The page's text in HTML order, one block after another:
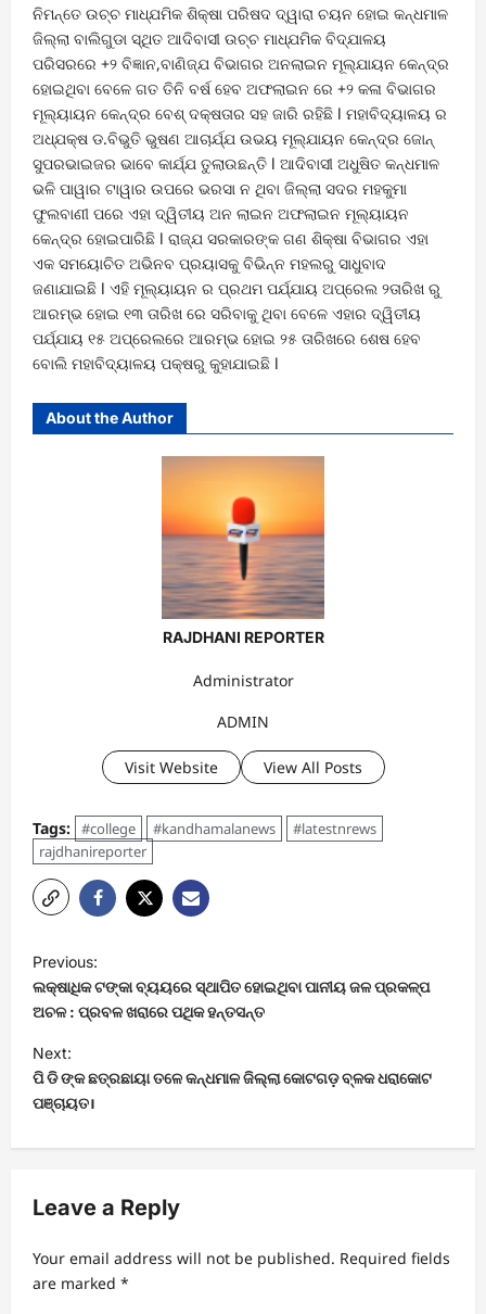
ନିମନ୍ତେ ଉଚ୍ଚ ମାଧ୍ଯମିକ ଶିକ୍ଷା ପରିଷଦ ଦ୍ୱାରା ଚୟନ ହୋଇ କନ୍ଧମାଳ
ଜିଲ୍ଲା ବାଲିଗୁଡା ସ୍ଥିତ ଆଦିବାସୀ ଉଚ୍ଚ ମାଧ୍ଯମିକ ବିଦ୍ଯାଳୟ
ପରିସରରେ +୨ ବିଜ୍ଞାନ,ବାଣିଜ୍ଯ ବିଭାଗର ଅନଲାଇନ ମୂଲ୍ଯାୟନ କେନ୍ଦ୍ର
ହୋଇଥିବା ବେଳେ ଗତ ତିନି ବର୍ଷ ହେବ ଅଫଲାଇନ ରେ +୨ କଳା ବିଭାଗର
ମୂଲ୍ୟାୟନ କେନ୍ଦ୍ର ବେଶ୍ ଦକ୍ଷତାର ସହ ଜାରି ରହିଛି l ମହାବିଦ୍ୟାଳୟ ର
ଅଧ୍ଯକ୍ଷ ଡ.ବିଭୁତି ଭୁଷଣ ଆଚାର୍ଯ୍ଯ ଉଭୟ ମୂଲ୍ଯାୟନ କେନ୍ଦ୍ର ଜୋନ୍
ସୁପରଭାଇଜର ଭାବେ କାର୍ଯ୍ଯ ତୁଲାଉଛନ୍ତି l ଆଦିବାସୀ ଅଧୁଷିତ କନ୍ଧମାଳ
ଭଳି ପାୱାର ଟାୱାର ଉପରେ ଭରସା ନ ଥିବା ଜିଲ୍ଲା ସଦର ମହକୁମା
ଫୁଲବାଣୀ ପରେ ଏହା ଦ୍ୱିତୀୟ ଅନ ଲାଇନ ଅଫଲାଇନ ମୂଲ୍ୟାୟନ
କେନ୍ଦ୍ର ହୋଇପାରିଛି l ରାଜ୍ଯ ସରକାରଙ୍କ ଗଣ ଶିକ୍ଷା ବିଭାଗର ଏହା
ଏକ ସମୟୋଚିତ ଅଭିନବ ପ୍ରୟାସକୁ ବିଭିନ୍ନ ମହଲରୁ ସାଧୁବାଦ
ଜଣାଯାଇଛି l ଏହି ମୂଲ୍ୟାୟନ ର ପ୍ରଥମ ପର୍ଯ୍ଯାୟ ଅପ୍ରେଲ ୨ତାରିଖ ରୁ
ଆରମ୍ଭ ହୋଇ ୧୩ ତାରିଖ ରେ ସରିବାକୁ ଥିବା ବେଳେ ଏହାର ଦ୍ୱିତୀୟ
ପର୍ଯ୍ଯାୟ ୧୫ ଅପ୍ରେଲରେ ଆରମ୍ଭ ହୋଇ ୨୫ ତାରିଖରେ ଶେଷ ହେବ
ବୋଲି ମହାବିଦ୍ୟାଳୟ ପକ୍ଷରୁ କୁହାଯାଇଛି l
About the Author
RAJDHANI REPORTER
Administrator
ADMIN
Visit Website View All Posts
Tags: #college #kandhamalanews
#latestnrews
rajdhanireporter
P
o
s
t
n
a
v
g
a
t
Previous:
ଲକ୍ଷାଧିକ ଟଙ୍କା ବ୍ୟୟରେ ସ୍ଥାପିତ ହୋଇଥିବା ପାନୀୟ ଜଳ ପ୍ରକଳ୍ପ
ଅଚଳ : ପ୍ରବଳ ଖରାରେ ପଥିକ ହନ୍ତସନ୍ତ
Next:
ପି ଡି ଙ୍କ ଛତ୍ରଛାୟା ତଳେ କନ୍ଧମାଳ ଜିଲ୍ଲା କୋଟଗଡ଼ ବ୍ଳକ ଧରାକୋଟ
ପଞ୍ଚାୟତ।
Leave a Reply
Your email address will not be published. Required fields
are marked *